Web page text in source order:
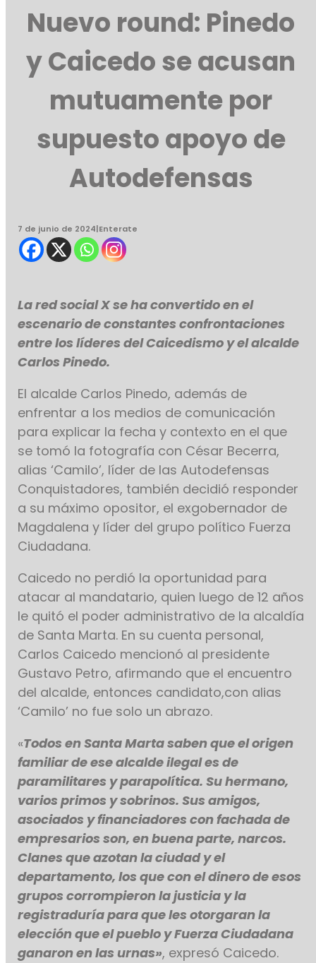
Nuevo round: Pinedo
y Caicedo se acusan
mutuamente por
supuesto apoyo de
Autodefensas
7 de junio de 2024|Enterate
La red social X se ha convertido en el
escenario de constantes confrontaciones
entre los líderes del Caicedismo y el alcalde
Carlos Pinedo.
El alcalde Carlos Pinedo, además de
enfrentar a los medios de comunicación
para explicar la fecha y contexto en el que
se tomó la fotografía con César Becerra,
alias ‘Camilo’, líder de las Autodefensas
Conquistadores, también decidió responder
a su máximo opositor, el exgobernador de
Magdalena y líder del grupo político Fuerza
Ciudadana.
Caicedo no perdió la oportunidad para
atacar al mandatario, quien luego de 12 años
le quitó el poder administrativo de la alcaldía
de Santa Marta. En su cuenta personal,
Carlos Caicedo mencionó al presidente
Gustavo Petro, afirmando que el encuentro
del alcalde, entonces candidato,con alias
‘Camilo’ no fue solo un abrazo.
«Todos en Santa Marta saben que el origen
familiar de ese alcalde ilegal es de
paramilitares y parapolítica. Su hermano,
varios primos y sobrinos. Sus amigos,
asociados y financiadores con fachada de
empresarios son, en buena parte, narcos.
Clanes que azotan la ciudad y el
departamento, los que con el dinero de esos
grupos corrompieron la justicia y la
registraduría para que les otorgaran la
elección que el pueblo y Fuerza Ciudadana
ganaron en las urnas», expresó Caicedo.